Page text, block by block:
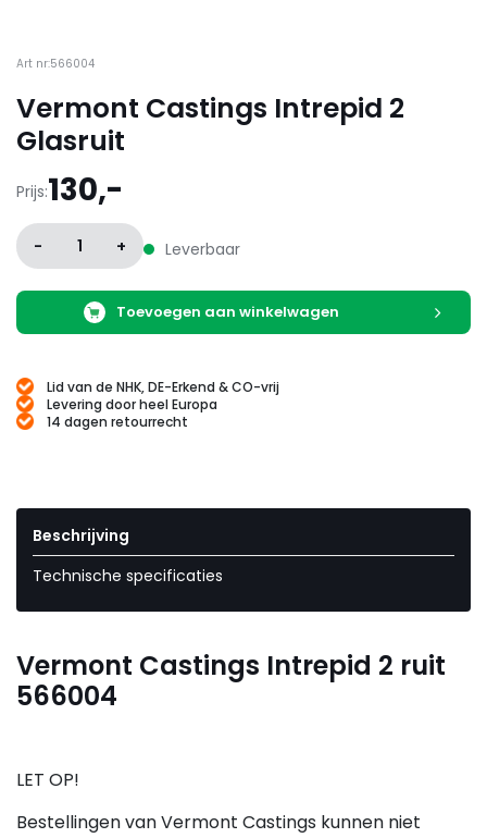
Art nr:566004
Vermont Castings Intrepid 2
Glasruit
Prijs:130,-
- 1 + Leverbaar
Toevoegen aan winkelwagen
Lid van de NHK, DE-Erkend & CO-vrij
Levering door heel Europa
14 dagen retourrecht
Beschrijving
Technische specificaties
Vermont Castings Intrepid 2 ruit
566004
LET OP!
Bestellingen van Vermont Castings kunnen niet